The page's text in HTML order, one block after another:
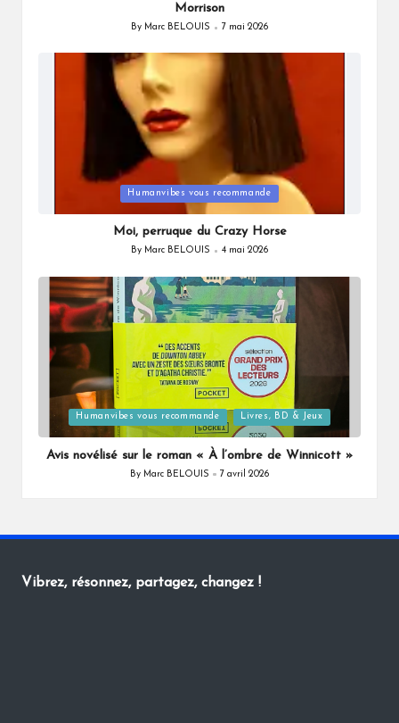
Morrison
Posted
By Marc BELOUIS 7 mai 2026
in
Humanvibes vous recommande
Moi, perruque du Crazy Horse
Posted
By Marc BELOUIS 4 mai 2026
Posted
in
Humanvibes vous recommande Livres, BD & Jeux
Avis novélisé sur le roman « À l’ombre de Winnicott »
Posted
By Marc BELOUIS 7 avril 2026
Vibrez, résonnez, partagez, changez !